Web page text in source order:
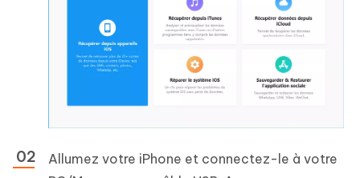
Allumez votre iPhone et connectez-le à votre